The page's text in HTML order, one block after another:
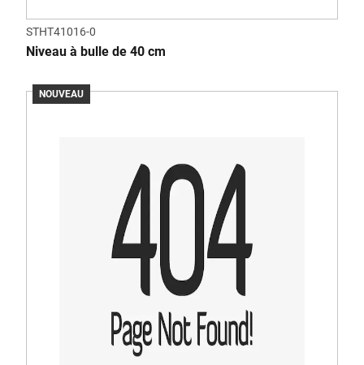
STHT41016-0
Niveau à bulle de 40 cm
NOUVEAU